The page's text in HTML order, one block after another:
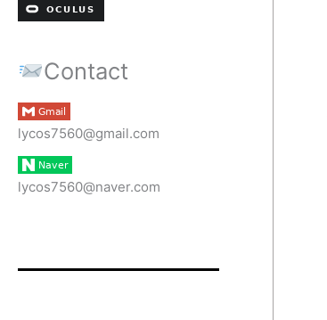
Contact
lycos7560@gmail.com
lycos7560@naver.com